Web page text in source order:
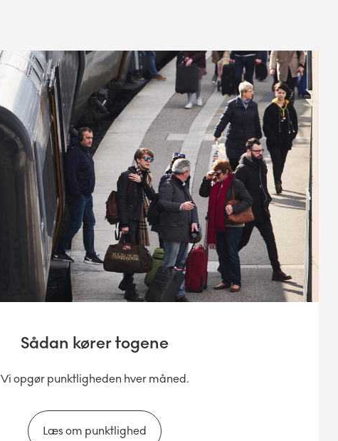
Sådan kører togene
Vi opgør punktligheden hver måned.
Læs om punktlighed